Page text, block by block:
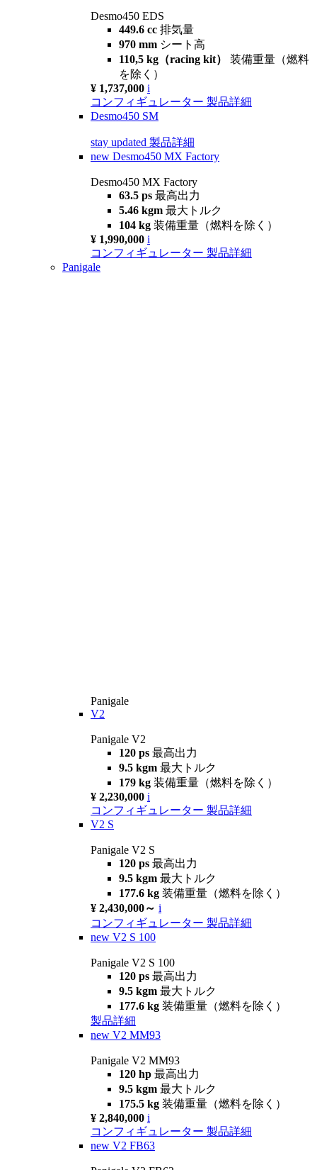
Desmo450 EDS
449.6 cc 排気量
970 mm シート高
110,5 kg（racing kit） 装備重量（燃料
を除く）
¥ 1,737,000 i
コンフィギュレーター 製品詳細
Desmo450 SM
stay updated 製品詳細
new Desmo450 MX Factory
Desmo450 MX Factory
63.5 ps 最高出力
5.46 kgm 最大トルク
104 kg 装備重量（燃料を除く）
¥ 1,990,000 i
コンフィギュレーター 製品詳細
Panigale
Panigale
V2
Panigale V2
120 ps 最高出力
9.5 kgm 最大トルク
179 kg 装備重量（燃料を除く）
¥ 2,230,000 i
コンフィギュレーター 製品詳細
V2 S
Panigale V2 S
120 ps 最高出力
9.5 kgm 最大トルク
177.6 kg 装備重量（燃料を除く）
¥ 2,430,000～ i
コンフィギュレーター 製品詳細
new V2 S 100
Panigale V2 S 100
120 ps 最高出力
9.5 kgm 最大トルク
177.6 kg 装備重量（燃料を除く）
製品詳細
new V2 MM93
Panigale V2 MM93
120 hp 最高出力
9.5 kgm 最大トルク
175.5 kg 装備重量（燃料を除く）
¥ 2,840,000 i
コンフィギュレーター 製品詳細
new V2 FB63